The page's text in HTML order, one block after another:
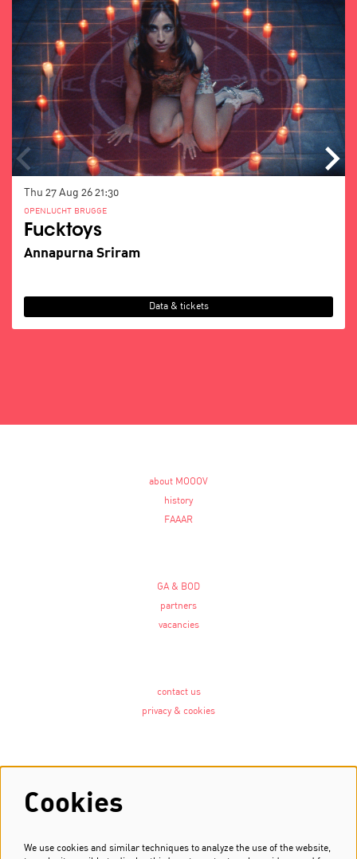
Fucktoys
Annapurna Sriram
OPENLUCHT BRUGGE
Thu 27 Aug 26 21:30
Data & tickets
about MOOOV
history
FAAAR
GA & BOD
partners
vacancies
contact us
privacy & cookies
Newsletter
Cookies
We use cookies and similar techniques to analyze the use of the website,